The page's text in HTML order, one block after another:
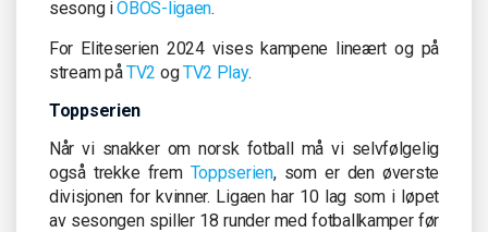
sesong iOBOS-ligaen.
For Eliteserien 2024 vises kampene lineært og på
stream påTV2 ogTV2 Play.
Toppserien
Når vi snakker om norsk fotball må vi selvfølgelig
også trekke frem Toppserien, som er den øverste
divisjonen for kvinner. Ligaen har 10 lag som i løpet
av sesongen spiller 18 runder med fotballkamper før